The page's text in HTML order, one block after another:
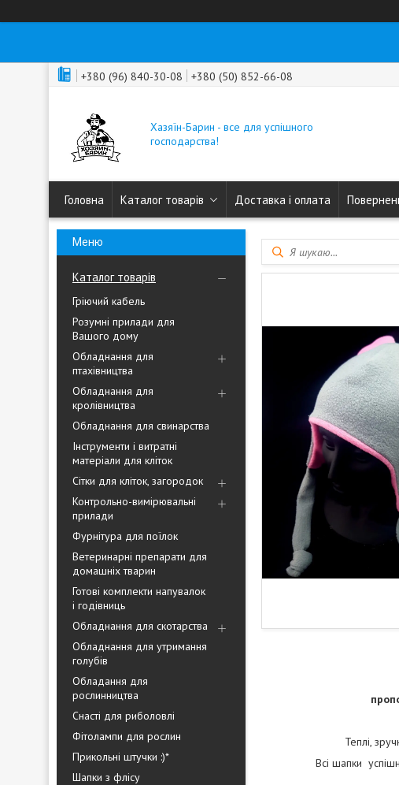
+380 (96) 840-30-08 +380 (50) 852-66-08
Хазяїн-Барин - все для успішного
господарства!
Головна Каталог товарів Доставка і оплата
Каталог товарів
Гріючий кабель
Розумні прилади для
Вашого дому
Обладнання для
птахівництва
Обладнання для
кролівництва
Обладнання для свинарства
Інструменти і витратні
матеріали для кліток
Сітки для кліток, загородок
Контрольно-вимірювальні
прилади
Фурнітура для поїлок
Ветеринарні препарати для
домашніх тварин
Готові комплекти напувалок
і годівниць
Обладнання для скотарства
Обладнання для утримання
голубів
Обладання для
рослинництва
Снасті для риболовлі
Фітолампи для рослин
Прикольні штучки :)*
Шапки з флісу
Теплі,
Всі шапки